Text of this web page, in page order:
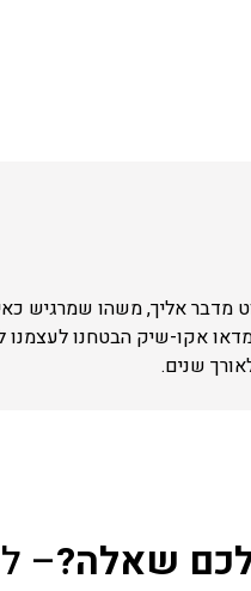
אליך, משהו שמרגיש
אקו-שיק הבטחנו
שנים.
שאלה?–